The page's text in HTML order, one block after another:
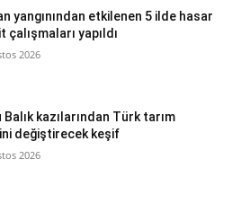
yangınından etkilenen 5 ilde hasar
çalışmaları yapıldı
2026
Balık kazılarından Türk tarım
değiştirecek keşif
2026